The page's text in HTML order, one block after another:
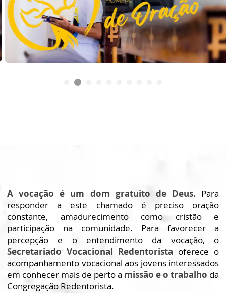
A vocação é um dom gratuito de Deus. Para
responder a este chamado é preciso oração
constante, amadurecimento como cristão e
participação na comunidade. Para favorecer a
percepção e o entendimento da vocação, o
Secretariado Vocacional Redentorista oferece o
acompanhamento vocacional aos jovens interessados
em conhecer mais de perto a missão e o trabalho da
Congregação Redentorista.